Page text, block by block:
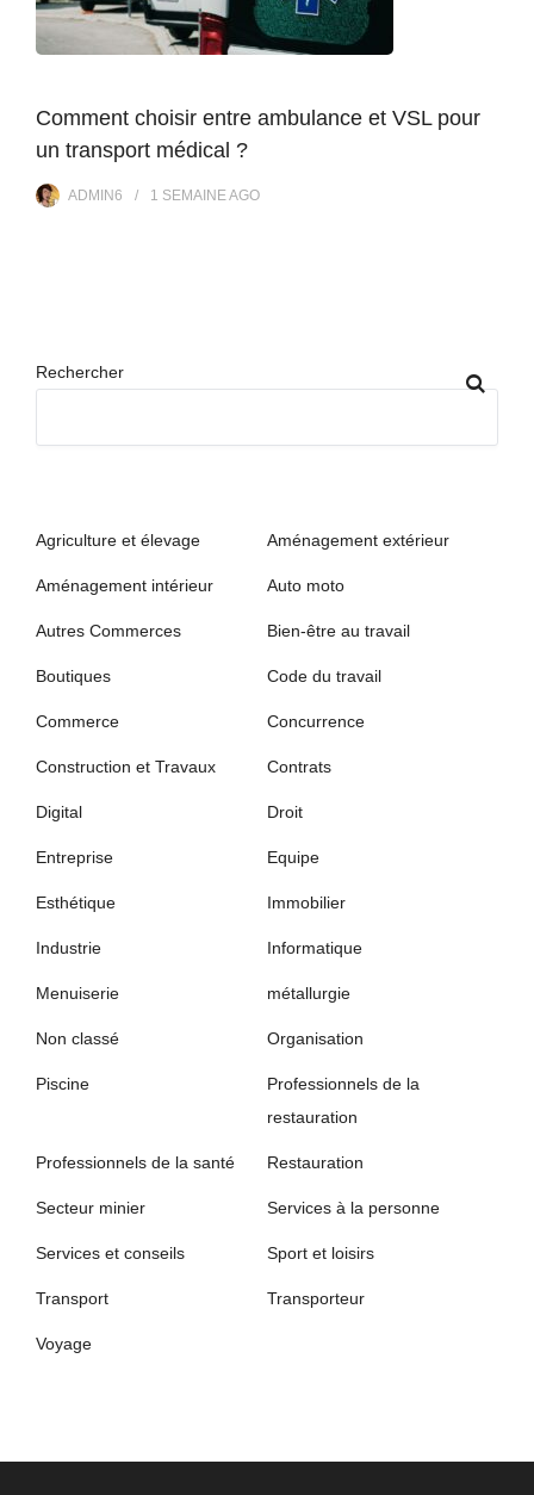
Comment choisir entre ambulance et VSL pour
un transport médical ?
ADMIN6 1 SEMAINE AGO
Rechercher
Agriculture et élevage Aménagement extérieur
Aménagement intérieur Auto moto
Autres Commerces Bien-être au travail
Boutiques Code du travail
Commerce Concurrence
Construction et Travaux Contrats
Digital Droit
Entreprise Equipe
Esthétique Immobilier
Industrie Informatique
Menuiserie métallurgie
Non classé Organisation
Piscine
Professionnels de la
restauration
Professionnels de la santé Restauration
Secteur minier Services à la personne
Services et conseils Sport et loisirs
Transport Transporteur
Voyage